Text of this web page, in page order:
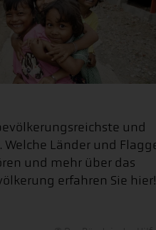
und
Welche Länder und
und mehr über das
erfahren Sie hier!